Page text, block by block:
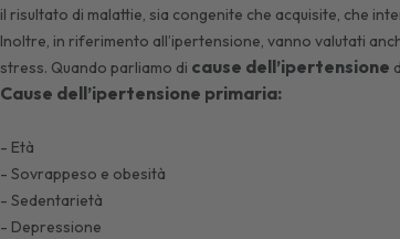
il risultato di malattie, sia congenite che acquisite, che
Inoltre, in riferimento all’ipertensione, vanno valutati
stress. Quando parliamo di cause dell’ipertensione
Cause dell’ipertensione primaria:
- Età
- Sovrappeso e obesità
- Sedentarietà
- Depressione